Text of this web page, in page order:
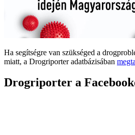
Ha segítségre van szükséged a
miatt, a Drogriporter adatbázisában
Drogriporter a